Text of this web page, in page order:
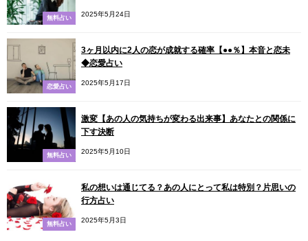
無料占い
2025年5月24日
恋愛占い
3ヶ月以内に2人の恋が成就する確率【●●％】本音と恋未
◆恋愛占い
2025年5月17日
無料占い
激変【あの人の気持ちが変わる出来事】あなたとの関係に
下す決断
2025年5月10日
無料占い
私の想いは通じてる？あの人にとって私は特別？片思いの
行方占い
2025年5月3日